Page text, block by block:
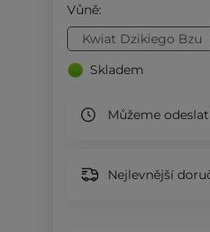
Vůně:
Kwiat Dzikiego Bzu
Skladem
Můžeme
Nejlevnější